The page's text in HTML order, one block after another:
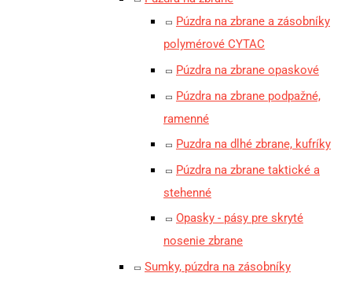
Púzdra na zbrane a zásobníky
polymérové CYTAC
Púzdra na zbrane opaskové
Púzdra na zbrane podpažné,
ramenné
Puzdra na dlhé zbrane, kufríky
Púzdra na zbrane taktické a
stehenné
Opasky - pásy pre skryté
nosenie zbrane
Sumky, púzdra na zásobníky